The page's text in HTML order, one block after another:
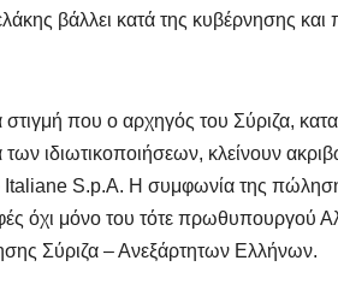
βάλλει κατά της κυβέρνησης
που ο αρχηγός του Σύριζα,
ιδιωτικοποιήσεων, κλείνουν
S.p.A. Η συμφωνία της πώλησης
όχι μόνο του τότε πρωθυπουργού
Σύριζα – Ανεξάρτητων Ελλήνων.